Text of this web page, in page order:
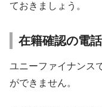
ておきましょう。
在籍確認の電
ユニーファイナンス
ができません。